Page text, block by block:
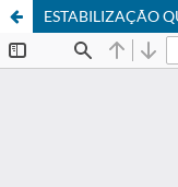
ESTABILIZAÇÃO